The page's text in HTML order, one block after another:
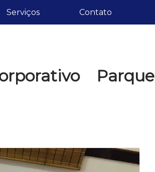
Serviços Contato
Parque